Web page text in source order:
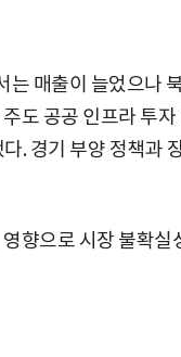
는 매출이 늘었으나
도 공공 인프라 투
. 경기 부양 정책과
향으로 시장 불확실